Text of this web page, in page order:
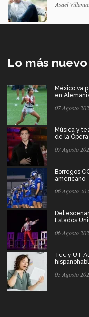
Asael
Lo más nuevo
México va
en
07 Agosto
Música y
de la
07 Agosto
Borregos
americano
06 Agosto
Del
Estados
06 Agosto
Tec y UT
05 Agosto